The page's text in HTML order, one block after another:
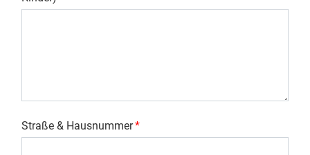
Straße & Hausnummer*